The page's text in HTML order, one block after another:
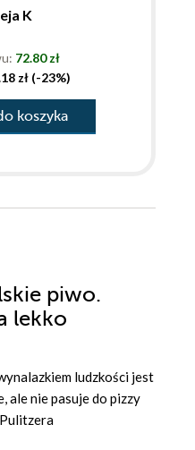
K
72.80 zł
zł (-23%)
koszyka
piwo.
lekko
ludzkości jest
ale nie pasuje do pizzy